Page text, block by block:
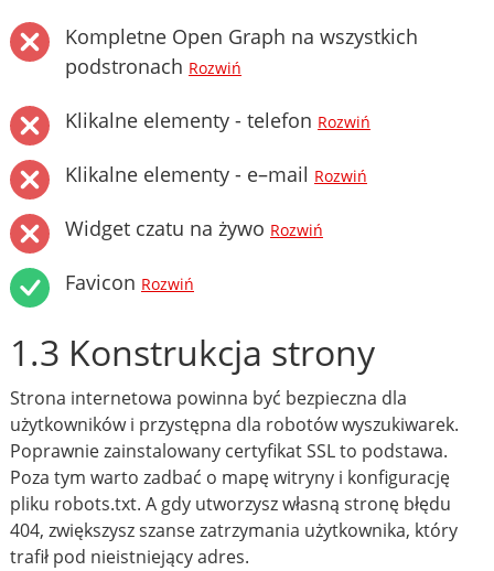
Kompletne Open Graph na wszystkich
podstronach Rozwiń
Klikalne elementy - telefon Rozwiń
Klikalne elementy - e–mail Rozwiń
Widget czatu na żywo Rozwiń
Favicon Rozwiń
1.3 Konstrukcja strony
Strona internetowa powinna być bezpieczna dla
użytkowników i przystępna dla robotów wyszukiwarek.
Poprawnie zainstalowany certyfikat SSL to podstawa.
Poza tym warto zadbać o mapę witryny i konfigurację
pliku robots.txt. A gdy utworzysz własną stronę błędu
404, zwiększysz szanse zatrzymania użytkownika, który
trafił pod nieistniejący adres.